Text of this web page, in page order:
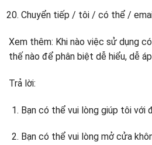
Chuyển tiếp / tôi / có thể /
Xem thêm: Khi nào việc sử dụng
thế nào để phân biệt dễ hiểu, dễ
Trả lời:
Bạn có thể vui lòng giúp tôi với
Bạn có thể vui lòng mở cửa